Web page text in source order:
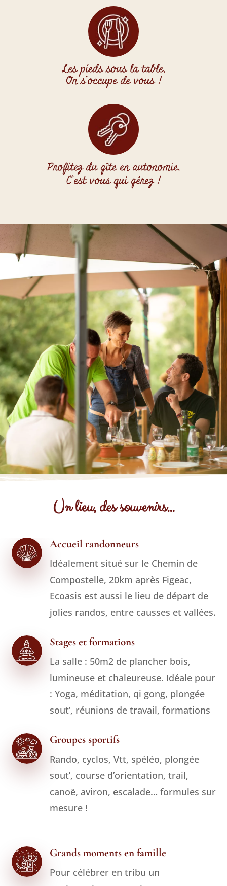
Les pieds sous la table,
On s’occupe de vous !
Profitez du gîte en autonomie,
C’est vous qui gérez !
Un lieu, des souvenirs…
Accueil randonneurs
Idéalement situé sur le Chemin de
Compostelle, 20km après Figeac,
Ecoasis est aussi le lieu de départ de
jolies randos, entre causses et vallées.
Stages et formations
La salle : 50m2 de plancher bois,
lumineuse et chaleureuse. Idéale pour
: Yoga, méditation, qi gong, plongée
sout’, réunions de travail, formations
Groupes sportifs
Rando, cyclos, Vtt, spéléo, plongée
sout’, course d’orientation, trail,
canoë, aviron, escalade… formules sur
mesure !
Grands moments en famille
Pour célébrer en tribu un